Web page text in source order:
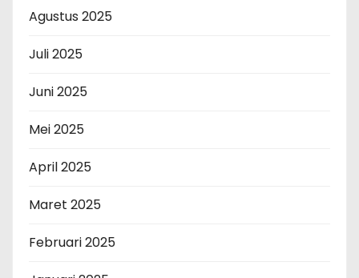
Agustus 2025
Juli 2025
Juni 2025
Mei 2025
April 2025
Maret 2025
Februari 2025